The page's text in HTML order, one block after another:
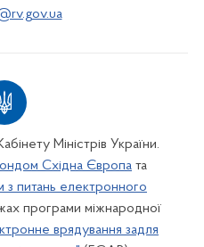
Міністрів України.
Східна Європа та
питань електронного
програми міжнародної
врядування задля